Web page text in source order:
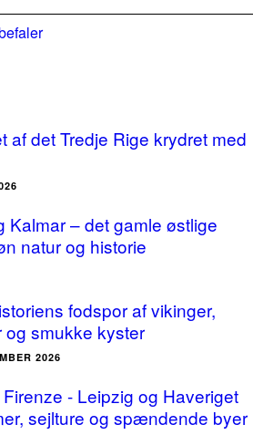
af det Tredje Rige krydret med
Kalmar – det gamle østlige
natur og historie
fodspor af vikinger,
og smukke kyster
2026
- Leipzig og Haveriget
sejlture og spændende byer